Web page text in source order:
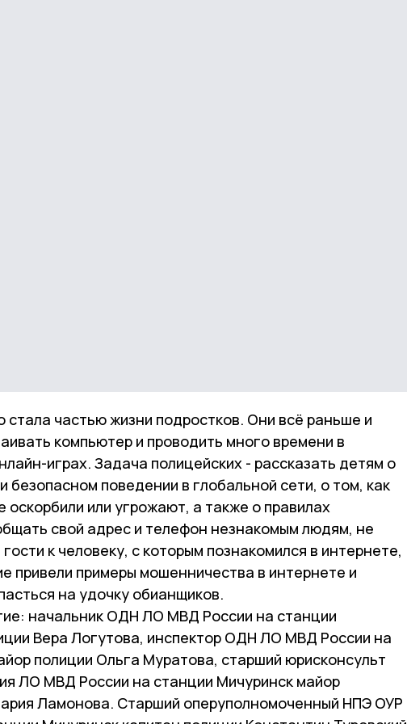
стала частью жизни подростков. Они всё раньше и
компьютер и проводить много времени в
играх. Задача полицейских - рассказать детям о
безопасном поведении в глобальной сети, о том, как
оскорбили или угрожают, а также о правилах
свой адрес и телефон незнакомым людям, не
к человеку, с которым познакомился в интернете,
привели примеры мошенничества в интернете и
на удочку обианщиков.
начальник ОДН ЛО МВД России на станции
Вера Логутова, инспектор ОДН ЛО МВД России на
полиции Ольга Муратова, старший юрисконсульт
ЛО МВД России на станции Мичуринск майор
Ламонова. Старший оперуполномоченный НПЭ ОУР